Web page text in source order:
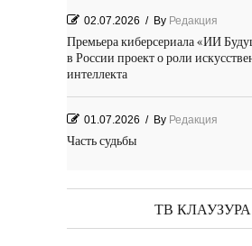
02.07.2026 / By Редакция
Премьера киберсериала «ИИ
в России проект о роли
интеллекта
01.07.2026 / By Редакция
Часть судьбы
29.06.2026 / ByРедакция
День Победы! ПосёлокТВ КЛАУЗУРА